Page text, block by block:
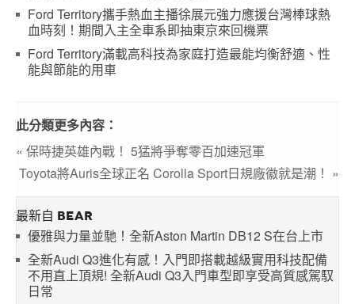
Ford Territory攜手熱血主播徐展元強力應援台灣棒球熱
血時刻！期間入主全車系即抽東京來回機票
Ford Territory滿載高科技為家庭打造最能均衡舒適、性
能與節能的用車
此分類更多內容：
« 保時捷英雄內戰！ 5猛將爭奪零百加速冠軍
Toyota將Auris全球正名 Corolla Sport日規廠徽就是潮！ »
最新自 BEAR
優雅與力量並馳！全新Aston Martin DB12 S在台上市
全新Audi Q3進化有感！入門即搭載越級實用科技配備
不用直上頂規! 全新Audi Q3入門車型即享受高質感駕馭
日常